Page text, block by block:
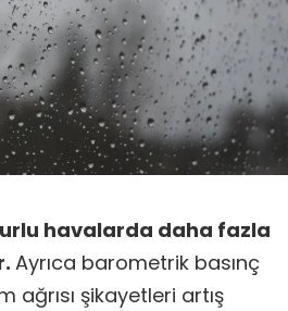
havalarda daha fazla
Ayrıca barometrik basınç
ağrısı şikayetleri artış